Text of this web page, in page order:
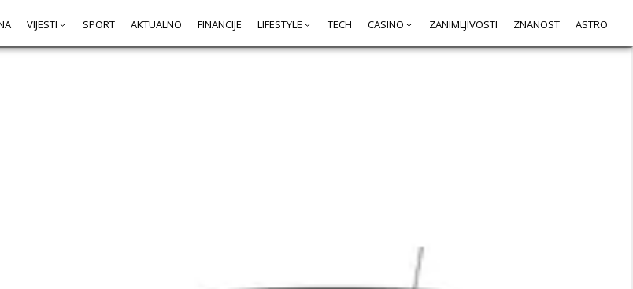
VIJESTI SPORT AKTUALNO FINANCIJE LIFESTYLE TECH CASINO ZANIMLJIVOSTI ZNANOST ASTRO